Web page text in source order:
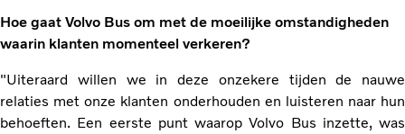
Hoe gaat Volvo Bus om met de moeilijke omstandigheden
waarin klanten momenteel verkeren?
"Uiteraard willen we in deze onzekere tijden de nauwe
relaties met onze klanten onderhouden en luisteren naar hun
behoeften. Een eerste punt waarop Volvo Bus inzette, was